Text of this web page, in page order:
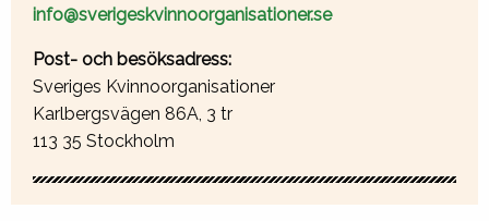
info@sverigeskvinnoorganisationer.se
Post- och besöksadress:
Sveriges Kvinnoorganisationer
Karlbergsvägen 86A, 3 tr
113 35 Stockholm